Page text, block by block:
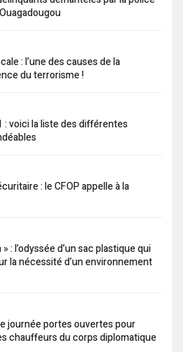
: l’une des causes de la
du terrorisme !
: voici la liste des différentes
: le CFOP appelle à la
» : l’odyssée d’un sac plastique qui
la nécessité d’un environnement
journée portes ouvertes pour
chauffeurs du corps diplomatique